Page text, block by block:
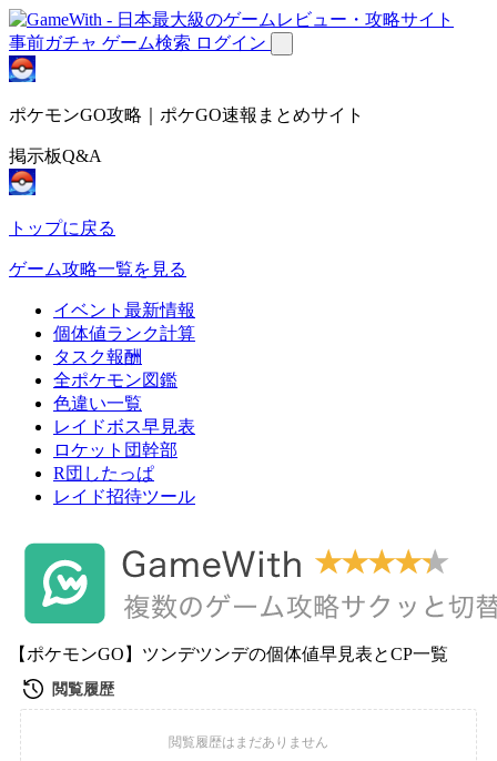
事前ガチャ ゲーム検索 ログイン
ポケモンGO攻略｜ポケGO速報まとめサイト
掲示板Q&A
トップに戻る
ゲーム攻略一覧を見る
イベント最新情報
個体値ランク計算
タスク報酬
全ポケモン図鑑
色違い一覧
レイドボス早見表
ロケット団幹部
R団したっぱ
レイド招待ツール
【ポケモンGO】ツンデツンデの個体値早見表とCP一覧